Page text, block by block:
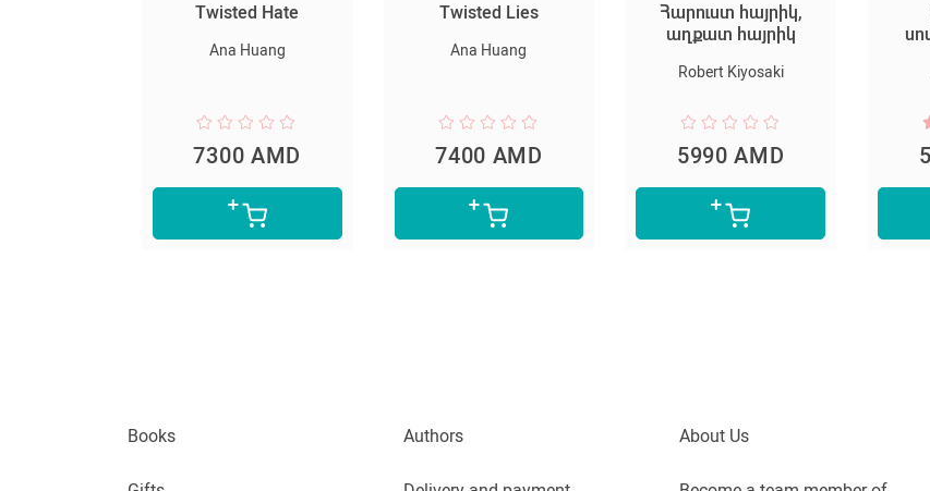
Twisted Hate
Ana Huang
7300 AMD
Twisted Lies
Ana Huang
7400 AMD
Հարուստ հայրիկ,
աղքատ հայրիկ
Robert Kiyosaki
5990 AMD
Books Authors About Us